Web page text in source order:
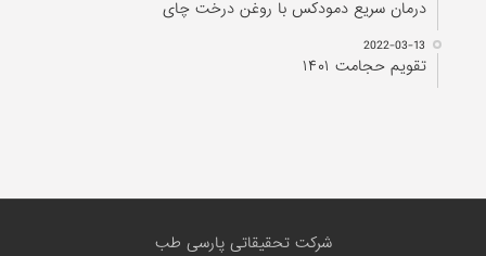
درمان سریع دمودکس با روغن درخت چای
2022-03-13
تقویم حجامت ۱۴۰۱
شرکت تحقیقاتی پارسی طب